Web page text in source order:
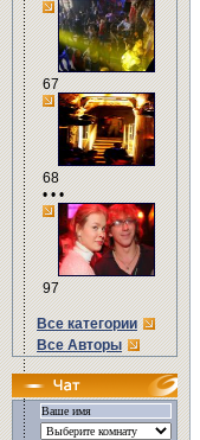
67
68
• • •
97
Все категории
Все Авторы